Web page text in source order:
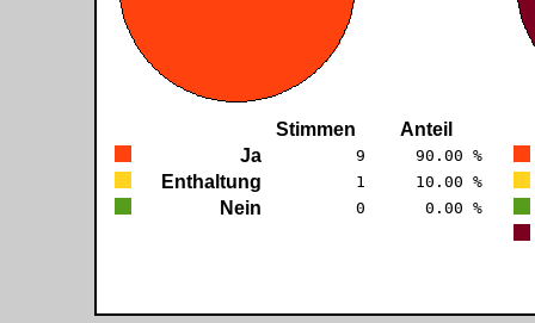
Stimmen
Anteil
Ja
9 90.00 %
Enthaltung 1 10.00 %
Nein 0 0.00 %